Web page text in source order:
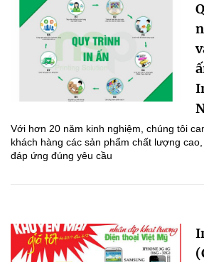
Với hơn 20 năm kinh nghiệm, chúng tôi
khách hàng các sản phẩm chất lượng
đáp ứng đúng yêu cầu